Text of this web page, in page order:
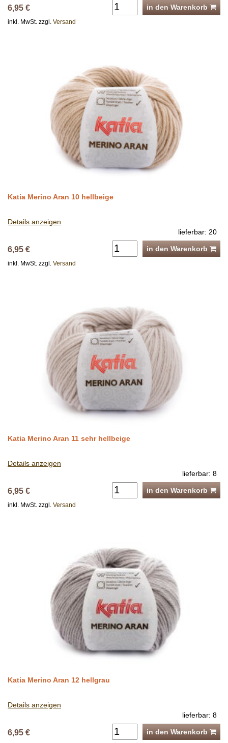
6,95 € in den Warenkorb
inkl. MwSt. zzgl. Versand
Katia Merino Aran 10 hellbeige
Details anzeigen
lieferbar: 20
6,95 € in den Warenkorb
inkl. MwSt. zzgl. Versand
Katia Merino Aran 11 sehr hellbeige
Details anzeigen
lieferbar: 8
6,95 € in den Warenkorb
inkl. MwSt. zzgl. Versand
Katia Merino Aran 12 hellgrau
Details anzeigen
lieferbar: 8
6,95 € in den Warenkorb